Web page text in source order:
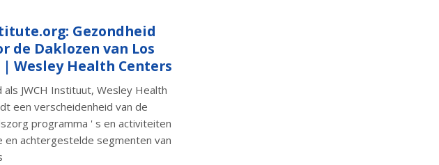
Gezondheid
de Daklozen van Los
Wesley Health Centers
als JWCH Instituut, Wesley Health
een verscheidenheid van de
programma ' s en activiteiten
en achtergestelde segmenten van